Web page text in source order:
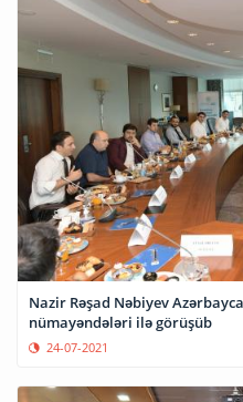
Nazir Rəşad Nəbiyev
nümayəndələri ilə görüşüb
24-07-2021